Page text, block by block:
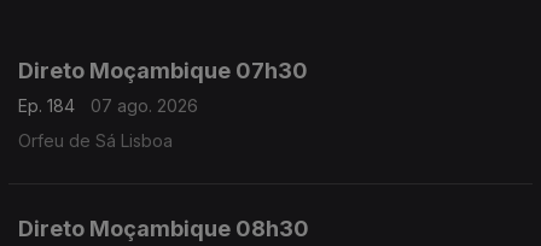
Direto Moçambique 07h30
Ep. 184
07 ago. 2026
Orfeu de Sá Lisboa
Direto Moçambique 08h30